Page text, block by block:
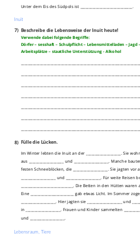
Unter dem Eis des Südpols ist ______________________________.
Inuit
7) Beschreibe die Lebensweise der Inuit heute!
Verwende dabei folgende Begriffe:
Dörfer – sesshaft – Schulpflicht – Lebensmittelladen – Jagd –
Arbeitsplätze – staatliche Unterstützung - Alkohol
8) Fülle die Lücken.
Im Winter lebten die Inuit an der ____________________. Sie
aus ____________________ und ____________________. Manche
festen Schneeblöcken, die ____________________. Sie jagten vor
____________________ und ____________________. Für weite
______________________________. Die Betten in den Hütten waren aus
Eine _________________________ gab etwas Licht. Im Sommer
____________________. Hier jagten sie ____________________ und
in ____________________. Frauen und Kinder sammelten
und ____________________.
Lebensraum, Tiere